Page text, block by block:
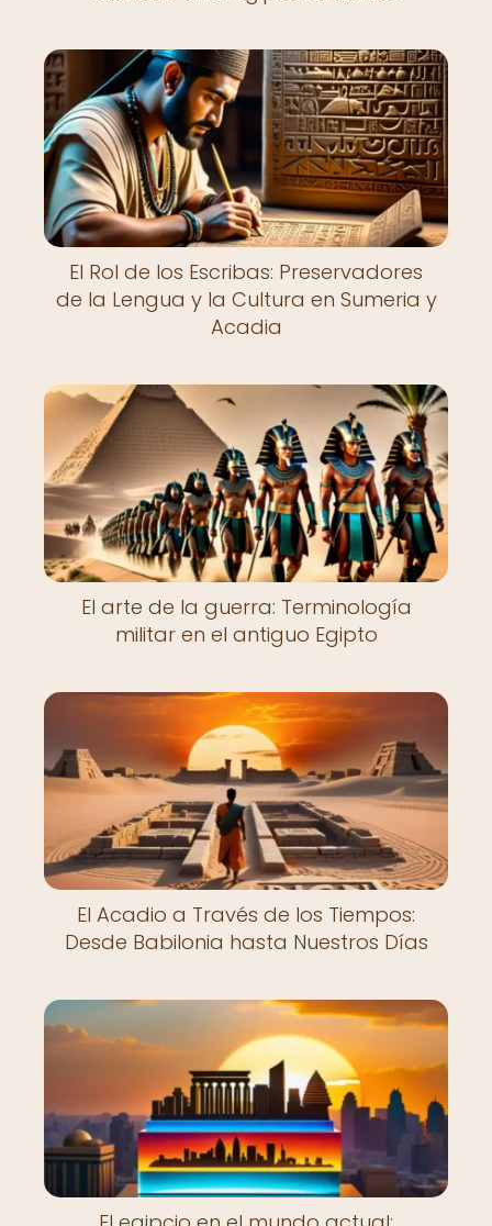
El Rol de los Escribas: Preservadores
de la Lengua y la Cultura en Sumeria y
Acadia
El arte de la guerra: Terminología
militar en el antiguo Egipto
El Acadio a Través de los Tiempos:
Desde Babilonia hasta Nuestros Días